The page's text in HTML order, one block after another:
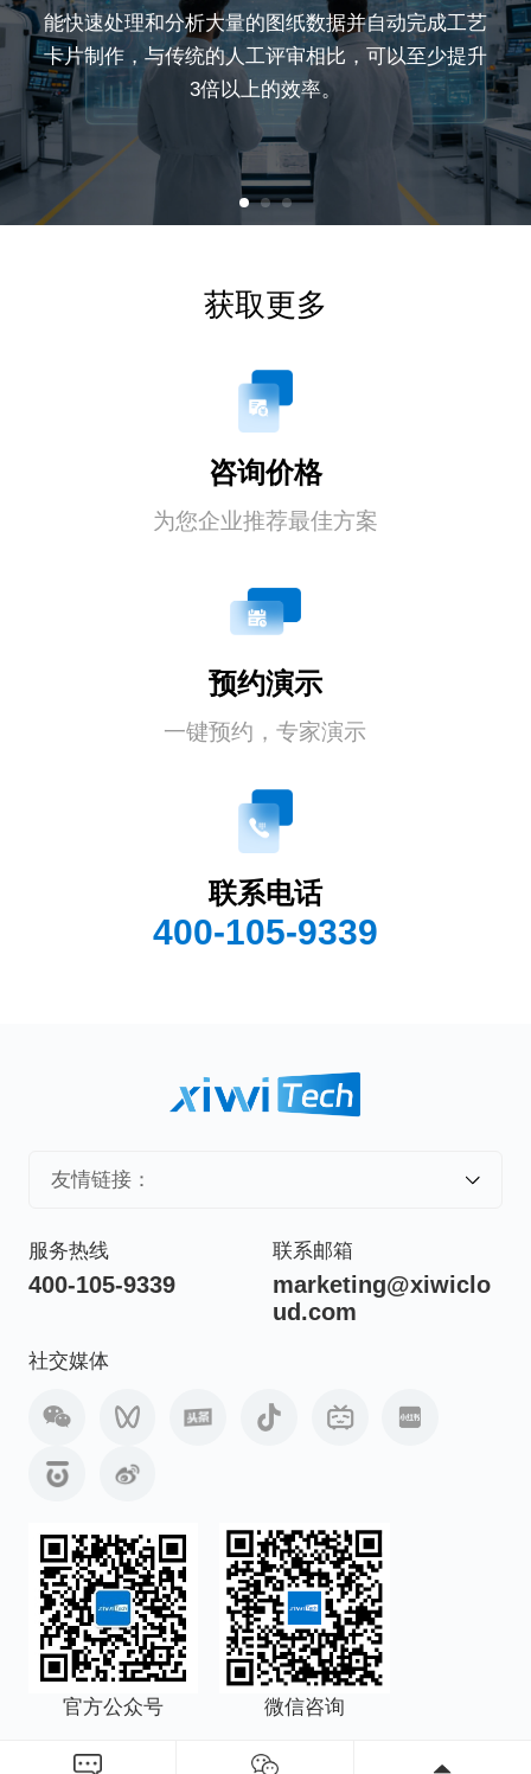
能快速处理和分析大量的图纸数据并自动完成工艺
卡片制作，与传统的人工评审相比，可以至少提升
3倍以上的效率。
获取更多
咨询价格
为您企业推荐最佳方案
预约演示
一键预约，专家演示
联系电话
400-105-9339
友情链接：
服务热线
400-105-9339
联系邮箱
marketing@xiwiclo
ud.com
社交媒体
官方公众号 微信咨询